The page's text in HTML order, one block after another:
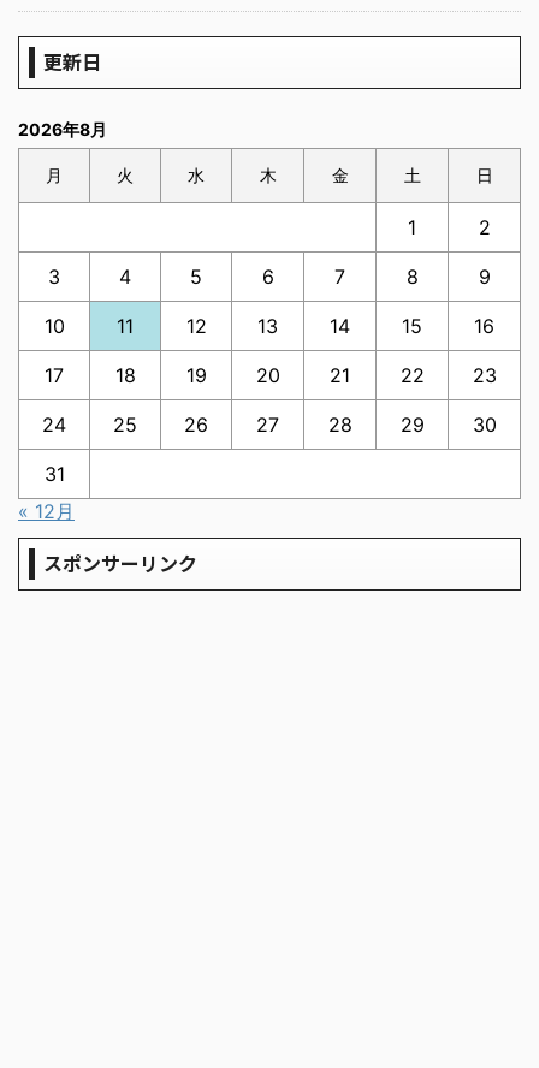
更新日
2026年8月
月 火 水 木 金 土 日
1 2
3 4 5 6 7 8 9
10 11 12 13 14 15 16
17 18 19 20 21 22 23
24 25 26 27 28 29 30
31
« 12月
スポンサーリンク